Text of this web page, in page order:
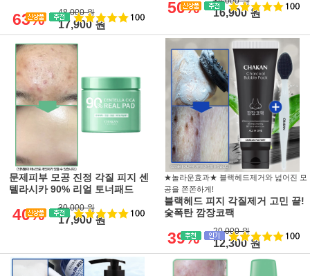
63% 48,000 원
17,900 원
50% 16,900 원
문제피부 모공 진정 각질 피지 센
텔라시카 90% 리얼 토너패드
40% 30,000 원
17,900 원
★놀라운효과★ 블랙헤드제거와 넓어진 모
공을 쫀쫀하게!
블랙헤드 피지 각질제거 고민 끝!
숯폭탄 깜장코팩
39% 20,000 원
12,300 원